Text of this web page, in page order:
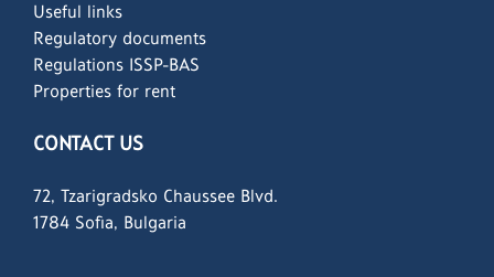
Useful links
Regulatory documents
Regulations ISSP-BAS
Properties for rent
CONTACT US
72, Tzarigradsko Chaussee Blvd.
1784 Sofia, Bulgaria